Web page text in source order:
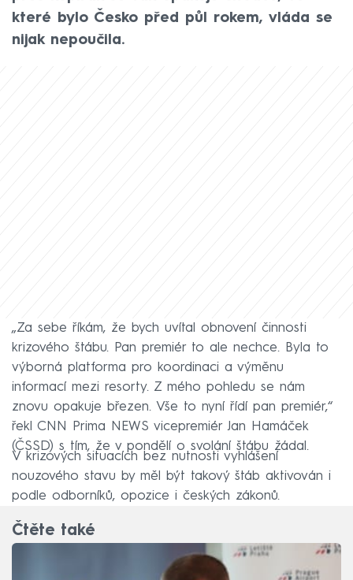
které bylo Česko před půl rokem, vláda se
nijak nepoučila.
„Za sebe říkám, že bych uvítal obnovení činnosti
krizového štábu. Pan premiér to ale nechce. Byla to
výborná platforma pro koordinaci a výměnu
informací mezi resorty. Z mého pohledu se nám
znovu opakuje březen. Vše to nyní řídí pan premiér,“
řekl CNN Prima NEWS vicepremiér Jan Hamáček
(ČSSD) s tím, že v pondělí o svolání štábu žádal.
V krizových situacích bez nutnosti vyhlášení
nouzového stavu by měl být takový štáb aktivován i
podle odborníků, opozice i českých zákonů.
Čtěte také